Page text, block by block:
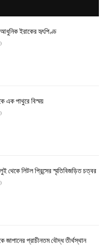
ইরাকের হৃৎপিণ্ড
এক পাথুরে বিস্ময়
থেকে লিটল প্রিন্সের স্মৃতিবিজড়িত চত্বর
জাপানের প্রাচীনতম বৌদ্ধ তীর্থস্থান